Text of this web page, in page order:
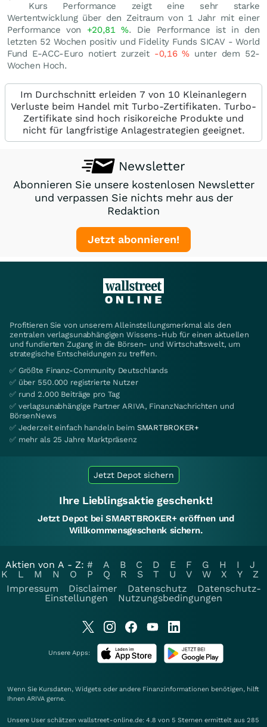
Kurs Performance zeigt eine sehr starke
Wertentwicklung über den Zeitraum von 1 Jahr mit einer
Performance von +20,81%. Die Performance ist in den
letzten 52 Wochen positiv und Fidelity Funds SICAV - World
Fund E-ACC-Euro notiert zurzeit -0,16% unter dem 52-
Wochen Hoch.
Im Durchschnitt erleiden 7 von 10 Kleinanlegern
Verluste beim Handel mit Turbo-Zertifikaten. Turbo-
Zertifikate sind hoch risikoreiche Produkte und
nicht für langfristige Anlagestrategien geeignet.
Newsletter
Abonnieren Sie unsere kostenlosen Newsletter
und verpassen Sie nichts mehr aus der
Redaktion
Jetzt abonnieren!
Profitieren Sie von unserem Alleinstellungsmerkmal als den
zentralen verlagsunabhängigen Wissens-Hub für einen aktuellen
und fundierten Zugang in die Börsen- und Wirtschaftswelt, um
strategische Entscheidungen zu treffen.
✅ Größte Finanz-Community Deutschlands
✅ über 550.000 registrierte Nutzer
✅ rund 2.000 Beiträge pro Tag
✅ verlagsunabhängige Partner ARIVA, FinanzNachrichten und
BörsenNews
✅ Jederzeit einfach handeln beim SMARTBROKER+
✅ mehr als 25 Jahre Marktpräsenz
Jetzt Depot sichern
Ihre Lieblingsaktie geschenkt!
Jetzt Depot bei SMARTBROKER+ eröffnen und
Willkommensgeschenk sichern.
Aktien von A - Z: # A B C D E F G H I
J
K
L M N O P Q R S T U V W X Y
Z
Impressum
Disclaimer Datenschutz
Datenschutz-
Einstellungen
Nutzungsbedingungen
Unsere Apps:
Wenn Sie Kursdaten, Widgets oder andere Finanzinformationen benötigen, hilft
Ihnen ARIVA gerne.
Unsere User schätzen wallstreet-online.de: 4.8 von 5 Sternen ermittelt aus 285